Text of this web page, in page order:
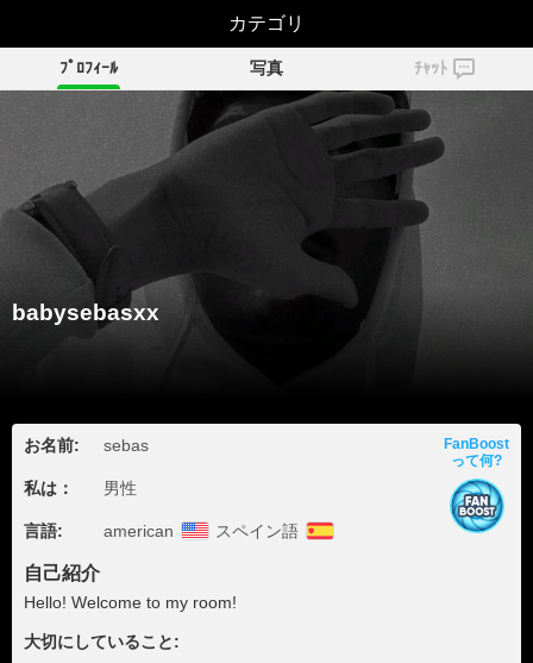
babysebasxx
ﾌﾟﾛﾌｨｰﾙ 写真 ﾁｬｯﾄ
babysebasxx
お名前: sebas
私は： 男性
言語: american スペイン語
FanBoost
って何?
自己紹介
Hello! Welcome to my room!
大切にしていること:
カテゴリ